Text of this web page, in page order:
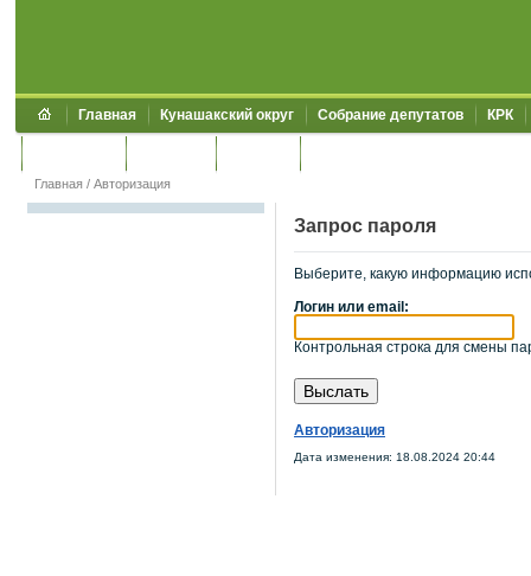
Главная Кунашакский округ Собрание депутатов КРК
Главная / Авторизация
Запрос пароля
Выберите, какую информацию
Логин или email:
Контрольная строка для смены
Авторизация
Дата изменения: 18.08.2024 20:44